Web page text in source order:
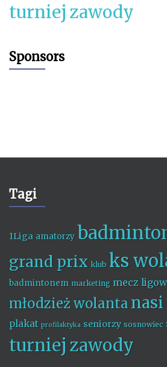
turniej zawody
Sponsors
Tagi
1Liga amatorzy
grand prix klub ks
badmintonem marketing mecz
młodzież wolanta
plakat profilaktyka seniorzy sosnowiec
turniej zawody